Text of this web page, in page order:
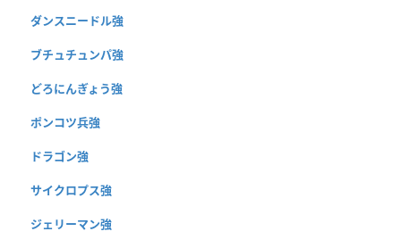
ダンスニードル強
ブチュチュンパ強
どろにんぎょう強
ポンコツ兵強
ドラゴン強
サイクロプス強
ジェリーマン強